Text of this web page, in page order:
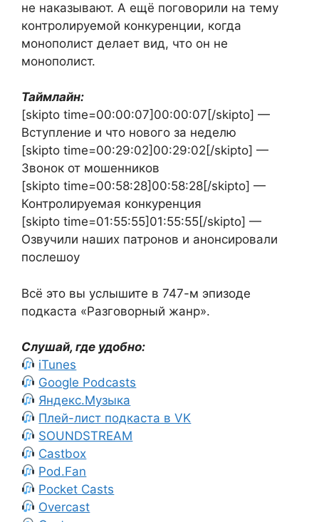
не наказывают. А ещё поговорили на тему
контролируемой конкуренции, когда
монополист делает вид, что он не
монополист.
Таймлайн:
[skipto time=00:00:07]00:00:07[/skipto] —
Вступление и что нового за неделю
[skipto time=00:29:02]00:29:02[/skipto] —
Звонок от мошенников
[skipto time=00:58:28]00:58:28[/skipto] —
Контролируемая конкуренция
[skipto time=01:55:55]01:55:55[/skipto] —
Озвучили наших патронов и анонсировали
послешоу
Всё это вы услышите в 747-м эпизоде
подкаста «Разговорный жанр».
Слушай, где удобно:
iTunes
Google Podcasts
Яндекс.Музыка
Плей-лист подкаста в VK
SOUNDSTREAM
Castbox
Pod.Fan
Pocket Casts
Overcast